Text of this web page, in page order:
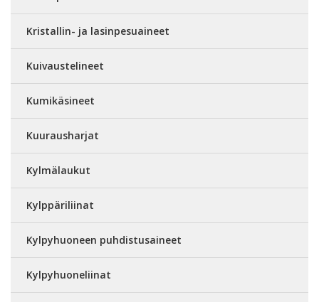
Kristallin- ja lasinpesuaineet
Kuivaustelineet
Kumikäsineet
Kuurausharjat
Kylmälaukut
Kylppäriliinat
Kylpyhuoneen puhdistusaineet
Kylpyhuoneliinat